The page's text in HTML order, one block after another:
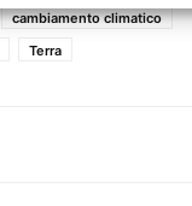
cambiamento climatico
Terra